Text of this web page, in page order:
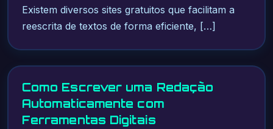
Existem diversos sites gratuitos que facilitam a
reescrita de textos de forma eficiente, […]
Como Escrever uma Redação
Automaticamente com
Ferramentas Digitais